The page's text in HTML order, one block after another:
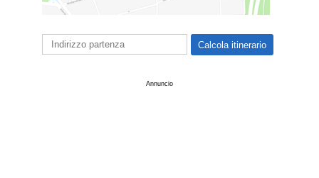
Annuncio